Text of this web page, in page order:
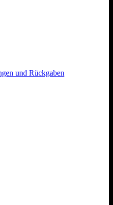
und Rückgaben